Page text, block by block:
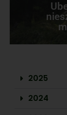
2025
2024